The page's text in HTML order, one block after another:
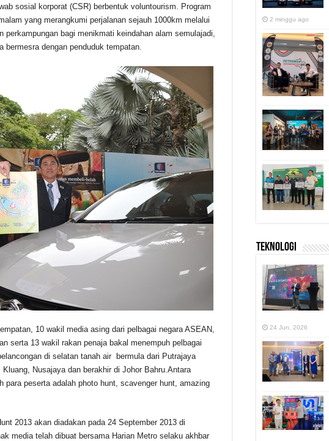
sosial korporat (CSR) berbentuk voluntourism. Program
yang merangkumi perjalanan sejauh 1000km melalui
bagi menikmati keindahan alam semulajadi,
dengan penduduk tempatan.
10 wakil media asing dari pelbagai negara ASEAN,
serta 13 wakil rakan penaja bakal menempuh pelbagai
di selatan tanah air bermula dari Putrajaya
Nusajaya dan berakhir di Johor Bahru.Antara
para peserta adalah photo hunt, scavenger hunt, amazing
2013 akan diadakan pada 24 September 2013 di
media telah dibuat bersama Harian Metro selaku akhbar
2 minggu ago
TEKNOLOGI
24 Jun, 2026